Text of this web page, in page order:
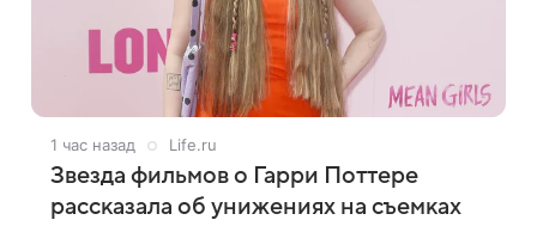
1 час назад Life.ru
Звезда фильмов о Гарри Поттере
рассказала об унижениях на съемках